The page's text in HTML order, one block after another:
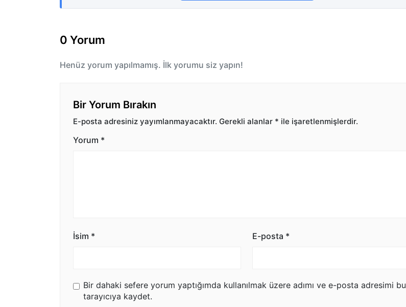
0 Yorum
Henüz yorum yapılmamış. İlk yorumu siz yapın!
Bir Yorum Bırakın
E-posta adresiniz yayımlanmayacaktır. Gerekli alanlar * ile işaretlenmişlerdir.
Yorum *
İsim * E-posta *
Bir dahaki sefere yorum yaptığımda kullanılmak üzere adımı ve e-posta adresimi bu
tarayıcıya kaydet.